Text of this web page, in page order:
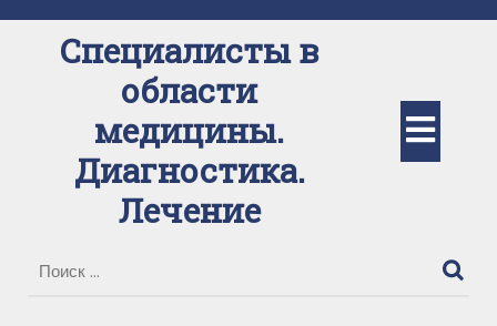
содержимомуСпециалисты в
области
медицины.
Диагностика.
Лечение